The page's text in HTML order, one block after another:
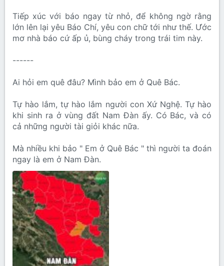
Tiếp xúc với báo ngay từ nhỏ, để không ngờ rằng
lớn lên lại yêu Báo Chí, yêu con chữ tới như thế. Ước
mơ nhà báo cứ ấp ủ, bùng cháy trong trái tim này.
------
Ai hỏi em quê đâu? Mình bảo em ở Quê Bác.
Tự hào lắm, tự hào lắm người con Xứ Nghệ. Tự hào
khi sinh ra ở vùng đất Nam Đàn ấy. Có Bác, và có
cả những người tài giỏi khác nữa.
Mà nhiều khi bảo " Em ở Quê Bác " thì người ta đoán
ngay là em ở Nam Đàn.